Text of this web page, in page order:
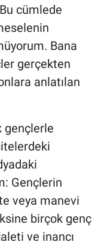
cümlede
Bana
gerçekten
anlatılan
gençlerle
Gençlerin
veya manevi
birçok genç
ve inancı